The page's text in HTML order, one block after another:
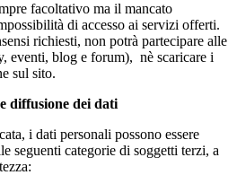
facoltativo ma il mancato
di accesso ai servizi offerti.
richiesti, non potrà partecipare alle
eventi, blog e forum), nè scaricare i
sul sito.
diffusione dei dati
i dati personali possono essere
seguenti categorie di soggetti terzi, a